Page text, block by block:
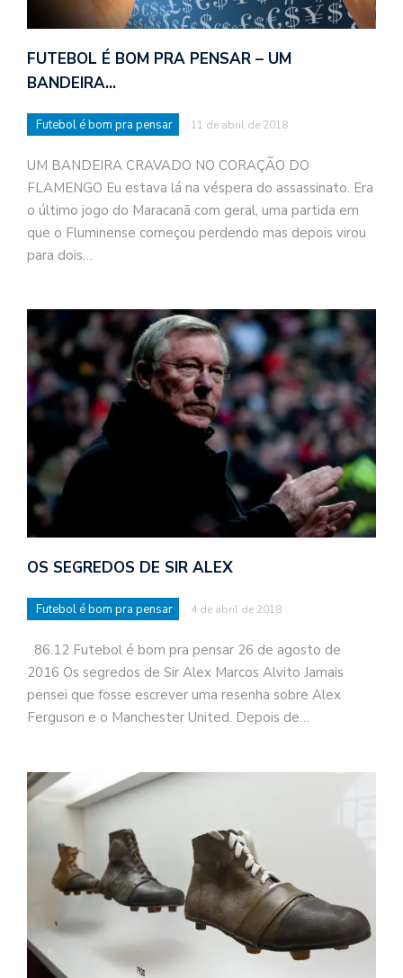
FUTEBOL É BOM PRA PENSAR – UM
BANDEIRA…
Futebol é bom pra pensar 11 de abril de 2018
UM BANDEIRA CRAVADO NO CORAÇÃO DO
FLAMENGO Eu estava lá na véspera do assassinato. Era
o último jogo do Maracanã com geral, uma partida em
que o Fluminense começou perdendo mas depois virou
para dois…
OS SEGREDOS DE SIR ALEX
Futebol é bom pra pensar 4 de abril de 2018
86.12 Futebol é bom pra pensar 26 de agosto de
2016 Os segredos de Sir Alex Marcos Alvito Jamais
pensei que fosse escrever uma resenha sobre Alex
Ferguson e o Manchester United. Depois de…